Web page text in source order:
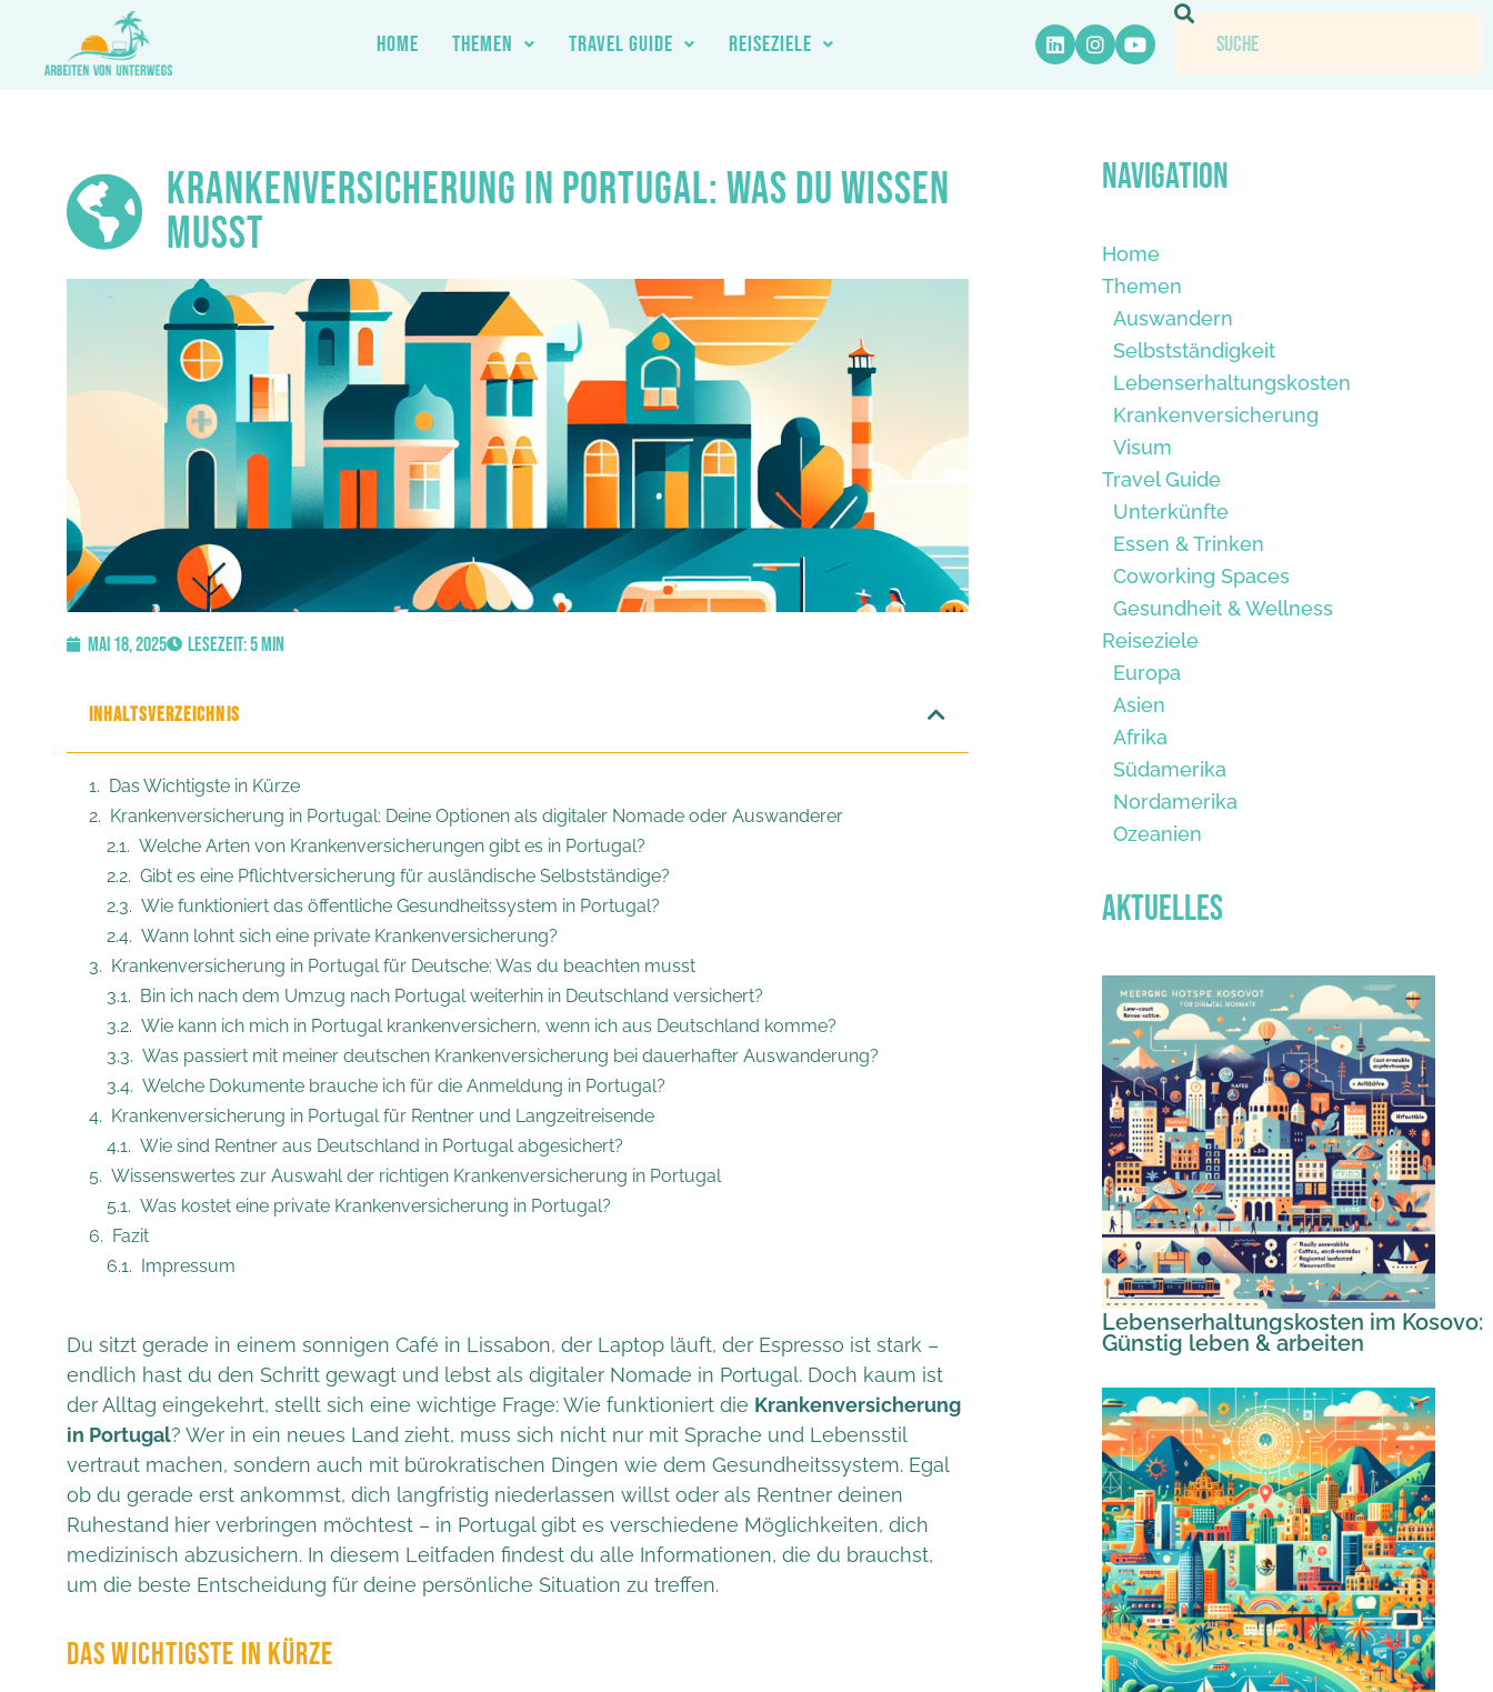
Inhalt
HOME THEMEN TRAVEL GUIDE REISEZIELE
KRANKENVERSICHERUNG IN PORTUGAL: WAS DU WISSEN
MUSST
Mai 18, 2025 Lesezeit: 5 Min
INHALTSVERZEICHNIS
Das Wichtigste in Kürze
Krankenversicherung in Portugal: Deine Optionen als digitaler Nomade oder Auswanderer
Welche Arten von Krankenversicherungen gibt es in Portugal?
Gibt es eine Pflichtversicherung für ausländische Selbstständige?
Wie funktioniert das öffentliche Gesundheitssystem in Portugal?
Wann lohnt sich eine private Krankenversicherung?
Krankenversicherung in Portugal für Deutsche: Was du beachten musst
Bin ich nach dem Umzug nach Portugal weiterhin in Deutschland versichert?
Wie kann ich mich in Portugal krankenversichern, wenn ich aus Deutschland komme?
Was passiert mit meiner deutschen Krankenversicherung bei dauerhafter Auswanderung?
Welche Dokumente brauche ich für die Anmeldung in Portugal?
Krankenversicherung in Portugal für Rentner und Langzeitreisende
Wie sind Rentner aus Deutschland in Portugal abgesichert?
Wissenswertes zur Auswahl der richtigen Krankenversicherung in Portugal
Was kostet eine private Krankenversicherung in Portugal?
Fazit
Impressum
Du sitzt gerade in einem sonnigen Café in Lissabon, der Laptop läuft, der Espresso ist stark –
endlich hast du den Schritt gewagt und lebst als digitaler Nomade in Portugal. Doch kaum ist
der Alltag eingekehrt, stellt sich eine wichtige Frage: Wie funktioniert die Krankenversicherung
in Portugal? Wer in ein neues Land zieht, muss sich nicht nur mit Sprache und Lebensstil
vertraut machen, sondern auch mit bürokratischen Dingen wie dem Gesundheitssystem. Egal
ob du gerade erst ankommst, dich langfristig niederlassen willst oder als Rentner deinen
Ruhestand hier verbringen möchtest – in Portugal gibt es verschiedene Möglichkeiten, dich
medizinisch abzusichern. In diesem Leitfaden findest du alle Informationen, die du brauchst,
um die beste Entscheidung für deine persönliche Situation zu treffen.
DAS WICHTIGSTE IN KÜRZE
Navigation
Home
Themen
Auswandern
Selbstständigkeit
Lebenserhaltungskosten
Krankenversicherung
Visum
Travel Guide
Unterkünfte
Essen & Trinken
Coworking Spaces
Gesundheit & Wellness
Reiseziele
Europa
Asien
Afrika
Südamerika
Nordamerika
Ozeanien
Aktuelles
Lebenserhaltungskosten im Kosovo:
Günstig leben & arbeiten